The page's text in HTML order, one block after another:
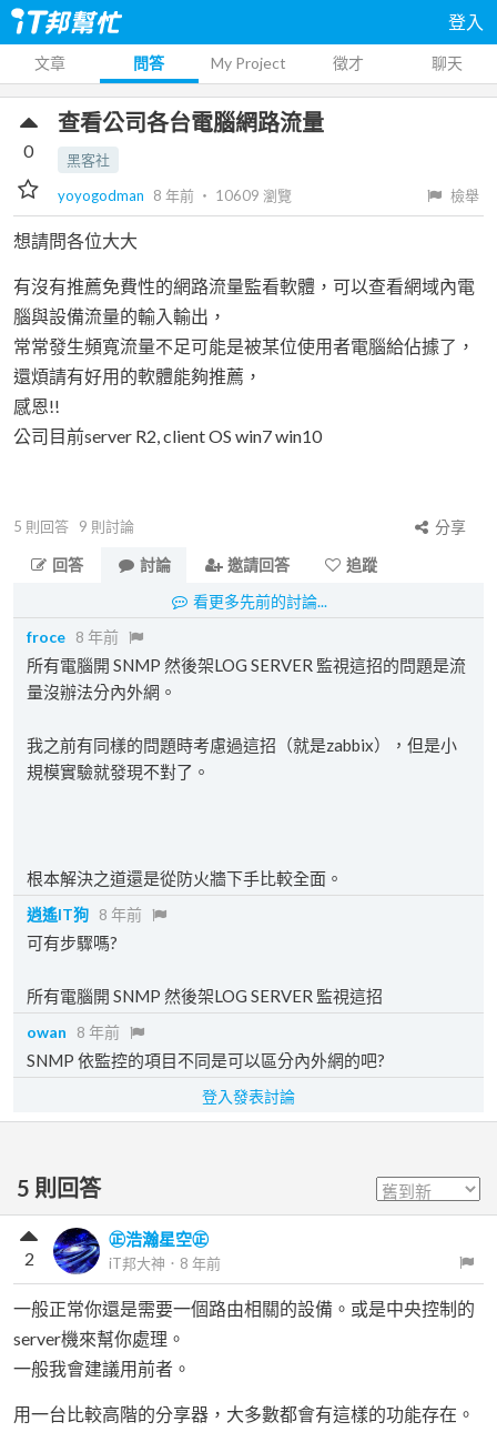
登入
文章 問答 My Project 徵才 聊天
查看公司各台電腦網路流量
黑客社
yoyogodman
8 年前 ‧ 10609 瀏覽 檢舉
0
想請問各位大大
有沒有推薦免費性的網路流量監看軟體，可以查看網域內電
腦與設備流量的輸入輸出，
常常發生頻寬流量不足可能是被某位使用者電腦給佔據了，
還煩請有好用的軟體能夠推薦，
感恩!!
公司目前server R2, client OS win7 win10
5 則回答 9 則討論
分享
回答
討論 邀請回答
追蹤
看更多先前的討論...
froce 8 年前
所有電腦開 SNMP 然後架LOG SERVER 監視這招的問題是流
量沒辦法分內外網。
我之前有同樣的問題時考慮過這招（就是zabbix），但是小
規模實驗就發現不對了。
根本解決之道還是從防火牆下手比較全面。
逍遙IT狗 8 年前
可有步驟嗎?
所有電腦開 SNMP 然後架LOG SERVER 監視這招
owan 8 年前
SNMP 依監控的項目不同是可以區分內外網的吧?
登入發表討論
5 則回答
㊣浩瀚星空㊣
iT邦大神 ． 8 年前
2
一般正常你還是需要一個路由相關的設備。或是中央控制的
server機來幫你處理。
一般我會建議用前者。
用一台比較高階的分享器，大多數都會有這樣的功能存在。